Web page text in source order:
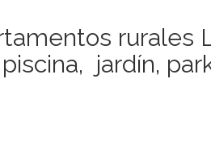
rurales
jardín,